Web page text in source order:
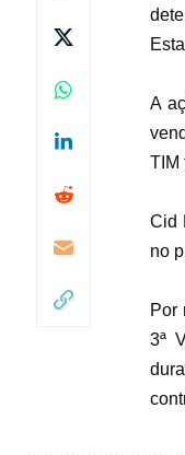
A
TIM
Cid
no
Por
3ª